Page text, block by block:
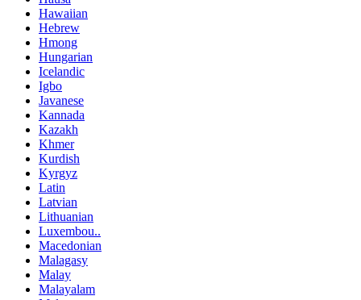
Hawaiian
Hebrew
Hmong
Hungarian
Icelandic
Igbo
Javanese
Kannada
Kazakh
Khmer
Kurdish
Kyrgyz
Latin
Latvian
Lithuanian
Luxembou..
Macedonian
Malagasy
Malay
Malayalam